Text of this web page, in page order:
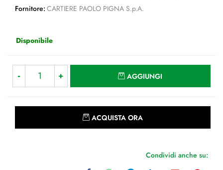
Fornitore: CARTIERE PAOLO PIGNA S.p.A.
Disponibile
AGGIUNGI
ACQUISTA ORA
Condividi anche su: